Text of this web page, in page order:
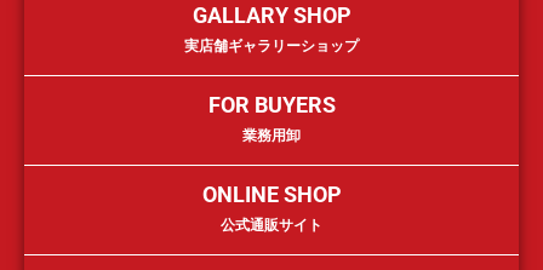
GALLARY SHOP
実店舗ギャラリーショップ
FOR BUYERS
業務用卸
ONLINE SHOP
公式通販サイト